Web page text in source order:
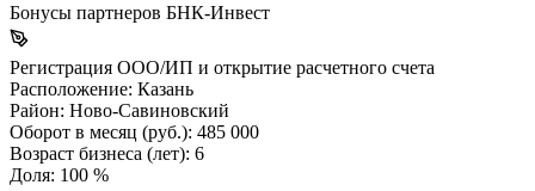
Бонусы партнеров БНК-Инвест
Регистрация ООО/ИП и открытие расчетного счета
Расположение: Казань
Район: Ново-Савиновский
Оборот в месяц (руб.): 485 000
Возраст бизнеса (лет): 6
Доля: 100 %